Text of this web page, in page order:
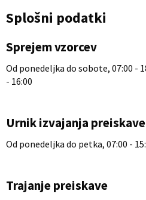
Splošni podatki
Sprejem vzorcev
Od ponedeljka do sobote, 07:00 -
- 16:00
Urnik izvajanja preiskave
Od ponedeljka do petka, 07:00 -
Trajanje preiskave